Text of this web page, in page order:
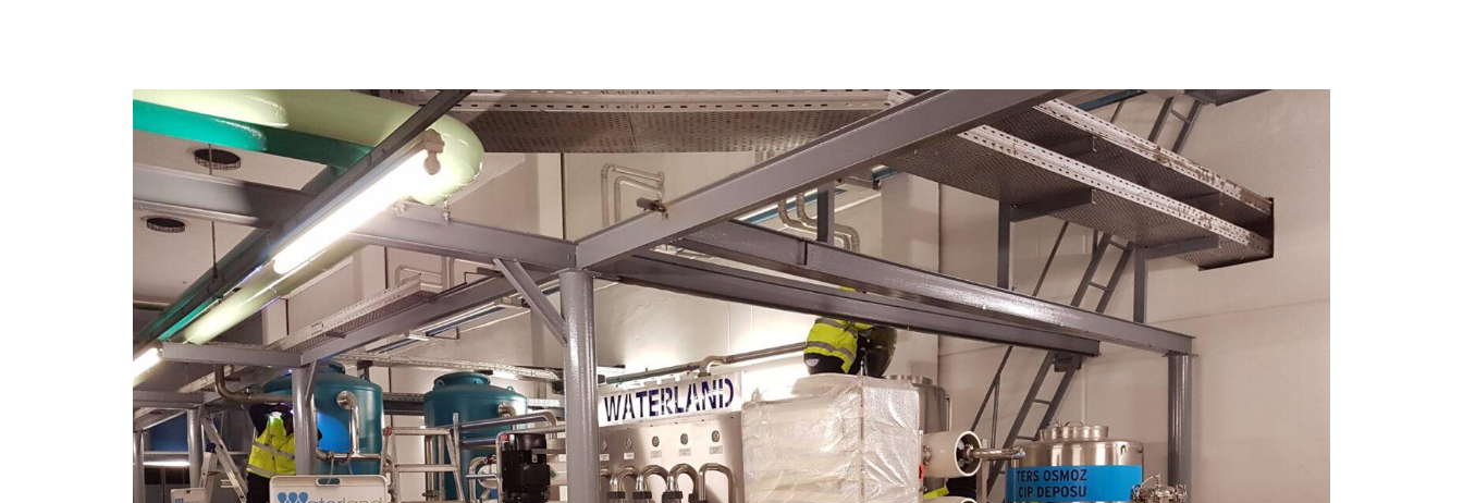
Petrochemische Industrie
Elektronik (Halbleiter)
Industrie
Kosmetische Industrie
Landwirtschaftliche
Industrie
Pharmazeutische Industrie
Energiewirtschaft
Chemische Industrie
Tourismusindustrie
Textilindustrie
Verteidigungsindustrie
Lebensmittel- und
Getränkeindustrie
Systeme zur Behandlung von
Oberflächenwasser
Brunnenwasseraufbereitungssysteme
Meerwasseraufbereitungssysteme
Flusswasseraufbereitungssysteme
Quellwasser-
Aufbereitungssysteme
Regenwasseraufbereitungssysteme
Wasseraufbereitungssysteme
für das Leitungsnetz
Systeme zur
Abwasserrückgewinnung
Grauwasseraufbereitungssysteme
Wasseraufbereitungssysteme
Systeme zur
Abwasserbehandlung
Chemikalien
Mineralien
Ausrüstung
Systeme